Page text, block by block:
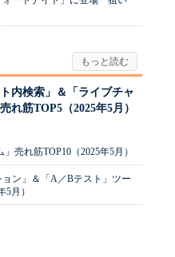
ト内検索」＆「ライブチャ
れ筋TOP5（2025年5月）
」売れ筋TOP10（2025年5月）
ョン」＆「A／Bテスト」ツー
5月）